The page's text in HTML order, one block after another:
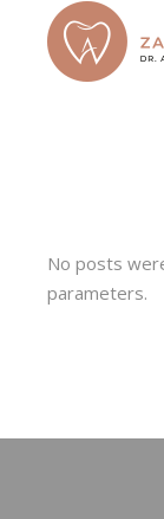
No posts
parameters.